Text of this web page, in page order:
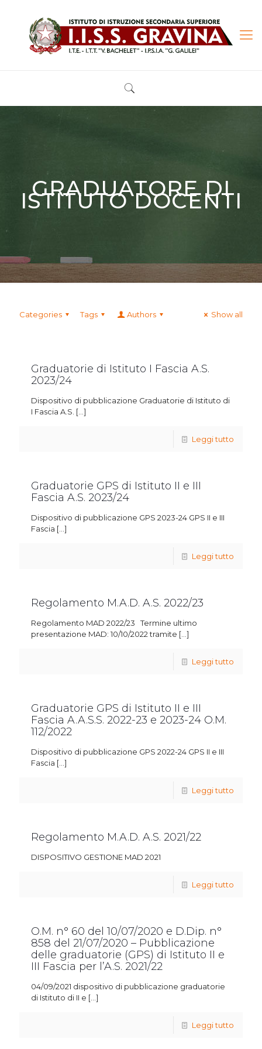
GRADUATORE DI
ISTITUTO DOCENTI
Categories Tags Authors Show all
Graduatorie di Istituto I Fascia A.S.
2023/24
Dispositivo di pubblicazione Graduatorie di Istituto di
I Fascia A.S. […]
Leggi tutto
Graduatorie GPS di Istituto II e III
Fascia A.S. 2023/24
Dispositivo di pubblicazione GPS 2023-24 GPS II e III
Fascia […]
Leggi tutto
Regolamento M.A.D. A.S. 2022/23
Regolamento MAD 2022/23 Termine ultimo
presentazione MAD: 10/10/2022 tramite […]
Leggi tutto
Graduatorie GPS di Istituto II e III
Fascia A.A.S.S. 2022-23 e 2023-24 O.M.
112/2022
Dispositivo di pubblicazione GPS 2022-24 GPS II e III
Fascia […]
Leggi tutto
Regolamento M.A.D. A.S. 2021/22
DISPOSITIVO GESTIONE MAD 2021
Leggi tutto
O.M. n° 60 del 10/07/2020 e D.Dip. n°
858 del 21/07/2020 – Pubblicazione
delle graduatorie (GPS) di Istituto II e
III Fascia per l’A.S. 2021/22
04/09/2021 dispositivo di pubblicazione graduatorie
di Istituto di II e […]
Leggi tutto